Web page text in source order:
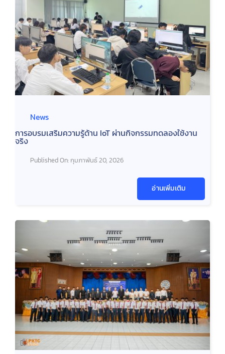
News
การอบรมเสริมความรู้ด้าน IoT ผ่านกิจกรรมทดลองใช้งาน
จริง
Published On: กุมภาพันธ์ 20, 2026
อ่านเพิ่มเติม